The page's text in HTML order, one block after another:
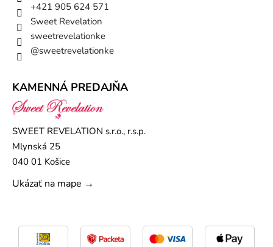
+421 905 624 571
Sweet Revelation
sweetrevelationke
@sweetrevelationke
KAMENNÁ PREDAJŇA
SWEET REVELATION s.r.o., r.s.p.
Mlynská 25
040 01 Košice
Ukázať na mape →